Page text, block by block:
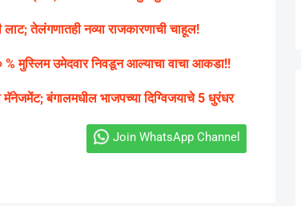
तेलंगणातही नव्या राजकारणाची चाहूल!
% मुस्लिम उमेदवार निवडून आल्याचा वाचा आकडा!!
बंगालमधील भाजपच्या दिग्विजयाचे 5 धुरंधर
Join WhatsApp Channel